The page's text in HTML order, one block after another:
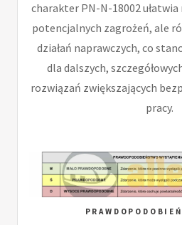
charakter PN-N-18002
potencjalnych zagrożeń, ale
działań naprawczych, co
dla dalszych,
rozwiązań zwiększających
pracy.